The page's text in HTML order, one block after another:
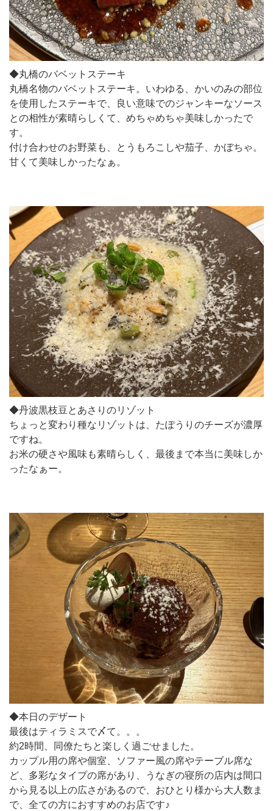
◆丸橋のバベットステーキ
丸橋名物のバベットステーキ。いわゆる、かいのみの部位
を使用したステーキで、良い意味でのジャンキーなソース
との相性が素晴らしくて、めちゃめちゃ美味しかったで
す。
付け合わせのお野菜も、とうもろこしや茄子、かぼちゃ。
甘くて美味しかったなぁ。
◆丹波黒枝豆とあさりのリゾット
ちょっと変わり種なリゾットは、たぽうりのチーズが濃厚
ですね。
お米の硬さや風味も素晴らしく、最後まで本当に美味しか
ったなぁー。
◆本日のデザート
最後はティラミスで〆て。。。
約2時間、同僚たちと楽しく過ごせました。
カップル用の席や個室、ソファー風の席やテーブル席な
ど、多彩なタイプの席があり、うなぎの寝所の店内は間口
から見る以上の広さがあるので、おひとり様から大人数ま
で、全ての方におすすめのお店です♪